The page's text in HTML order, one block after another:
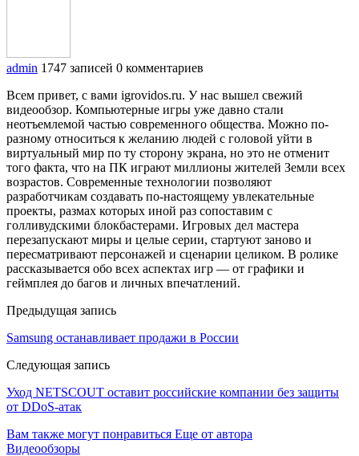
admin 1747 записей 0 комментариев
Всем привет, с вами igrovidos.ru. У нас вышел свежий
видеообзор. Компьютерные игры уже давно стали
неотъемлемой частью современного общества. Можно по-
разному относиться к желанию людей с головой уйти в
виртуальный мир по ту сторону экрана, но это не отменит
того факта, что на ПК играют миллионы жителей Земли всех
возрастов. Современные технологии позволяют
разработчикам создавать по-настоящему увлекательные
проекты, размах которых иной раз сопоставим с
голливудскими блокбастерами. Игровых дел мастера
перезапускают миры и целые серии, стартуют заново и
пересматривают персонажей и сценарии целиком. В ролике
рассказывается обо всех аспектах игр — от графики и
геймплея до багов и личных впечатлений.
Предыдущая запись
Samsung останавливает продажи в России
Следующая запись
Уход NETSCOUT оставит российские компании без защиты
от DDoS-атак
Вам также могут понравиться Еще от автора
Видеообзоры